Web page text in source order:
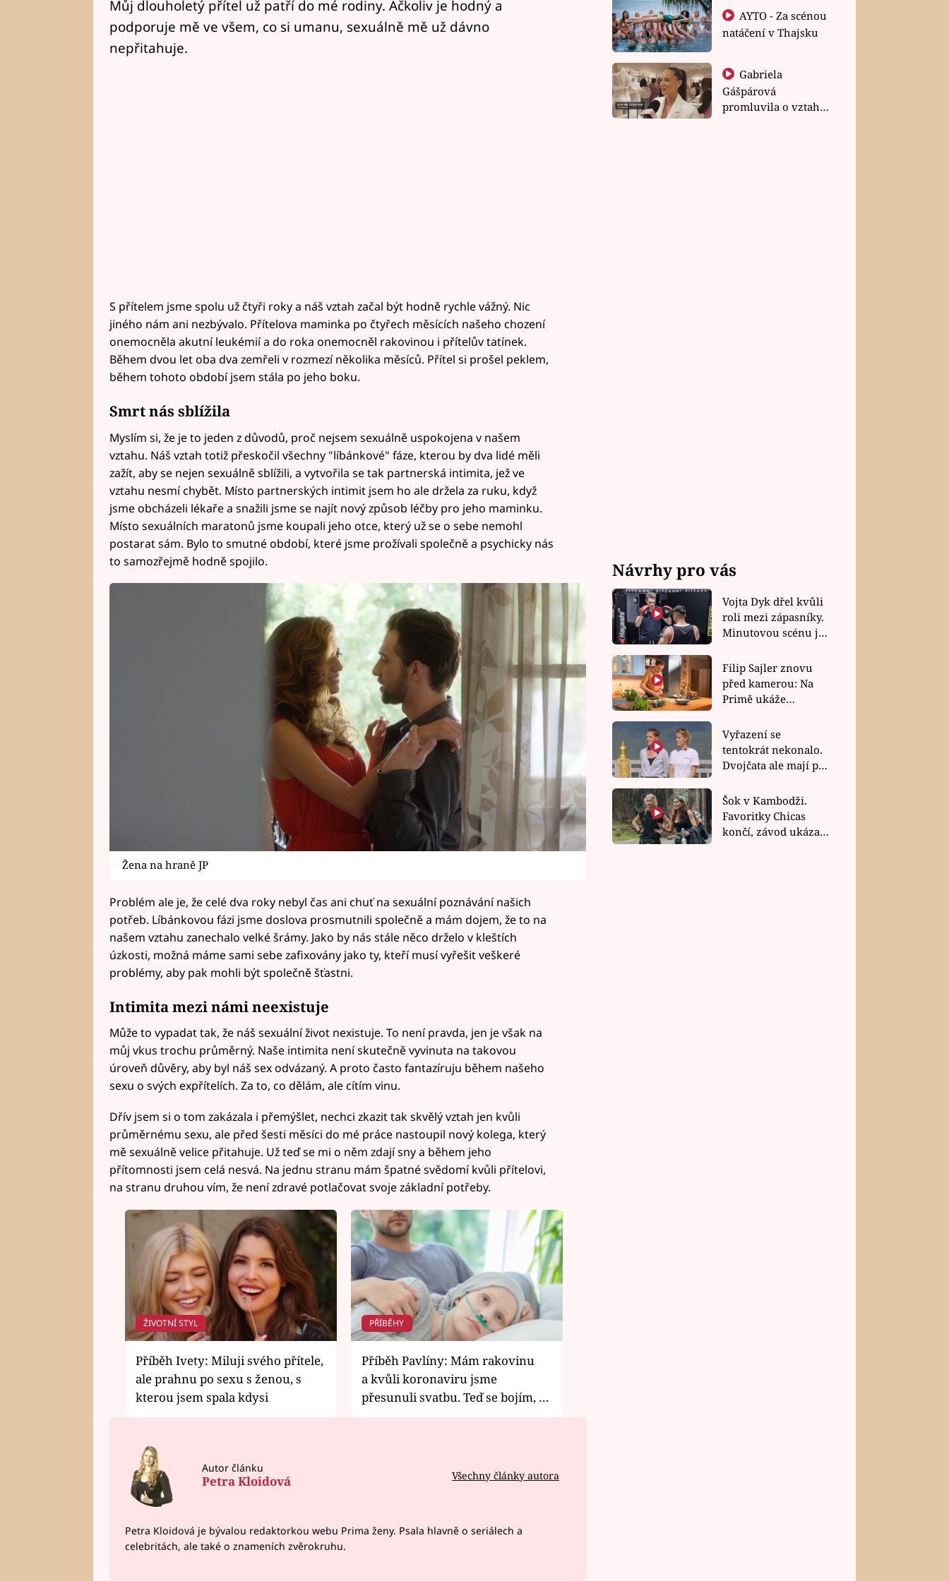
Můj dlouholetý přítel už patří do mé rodiny. Ačkoliv je hodný a
podporuje mě ve všem, co si umanu, sexuálně mě už dávno
nepřitahuje.
S přítelem jsme spolu už čtyři roky a náš vztah začal být hodně rychle vážný. Nic
jiného nám ani nezbývalo. Přítelova maminka po čtyřech měsících našeho chození
onemocněla akutní leukémií a do roka onemocněl rakovinou i přítelův tatínek.
Během dvou let oba dva zemřeli v rozmezí několika měsíců. Přítel si prošel peklem,
během tohoto období jsem stála po jeho boku.
Smrt nás sblížila
Myslím si, že je to jeden z důvodů, proč nejsem sexuálně uspokojena v našem
vztahu. Náš vztah totiž přeskočil všechny "líbánkové" fáze, kterou by dva lidé měli
zažít, aby se nejen sexuálně sblížili, a vytvořila se tak partnerská intimita, jež ve
vztahu nesmí chybět. Místo partnerských intimit jsem ho ale držela za ruku, když
jsme obcházeli lékaře a snažili jsme se najít nový způsob léčby pro jeho maminku.
Místo sexuálních maratonů jsme koupali jeho otce, který už se o sebe nemohl
postarat sám. Bylo to smutné období, které jsme prožívali společně a psychicky nás
to samozřejmě hodně spojilo.
Žena na hraně JP
Problém ale je, že celé dva roky nebyl čas ani chuť na sexuální poznávání našich
potřeb. Líbánkovou fázi jsme doslova prosmutnili společně a mám dojem, že to na
našem vztahu zanechalo velké šrámy. Jako by nás stále něco drželo v kleštích
úzkosti, možná máme sami sebe zafixovány jako ty, kteří musí vyřešit veškeré
problémy, aby pak mohli být společně šťastni.
Intimita mezi námi neexistuje
Může to vypadat tak, že náš sexuální život nexistuje. To není pravda, jen je však na
můj vkus trochu průměrný. Naše intimita není skutečně vyvinuta na takovou
úroveň důvěry, aby byl náš sex odvázaný. A proto často fantazíruju během našeho
sexu o svých expřítelích. Za to, co dělám, ale cítím vinu.
Dřív jsem si o tom zakázala i přemýšlet, nechci zkazit tak skvělý vztah jen kvůli
průměrnému sexu, ale před šesti měsíci do mé práce nastoupil nový kolega, který
mě sexuálně velice přitahuje. Už teď se mi o něm zdají sny a během jeho
přítomnosti jsem celá nesvá. Na jednu stranu mám špatné svědomí kvůli přítelovi,
na stranu druhou vím, že není zdravé potlačovat svoje základní potřeby.
ŽIVOTNÍ STYL
Příběh Ivety: Miluji svého přítele,
ale prahnu po sexu s ženou, s
kterou jsem spala kdysi
PŘÍBĚHY
Příběh Pavlíny: Mám rakovinu
a kvůli koronaviru jsme
přesunuli svatbu. Teď se bojím, že
se jí nedožiju
Autor článku
Petra Kloidová Všechny články autora
Petra Kloidová je bývalou redaktorkou webu Prima ženy. Psala hlavně o seriálech a
celebritách, ale také o znameních zvěrokruhu.
natáčení v Thajsku
Gabriela
Gášpárová
promluvila o vztahu
Návrhy pro vás
Vojta Dyk dřel kvůli
roli mezi zápasníky.
Minutovou scénu jel
Filip Sajler znovu
před kamerou: Na
Primě ukáže
rychlé recepty
Vyřazení se
tentokrát nekonalo.
Dvojčata ale mají po
závodu nůž na krku
Šok v Kambodži.
Favoritky Chicas
končí, závod ukázal